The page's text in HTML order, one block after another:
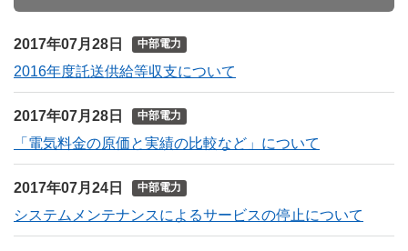
2017年07月28日 中部電力
2016年度託送供給等収支について
2017年07月28日 中部電力
「電気料金の原価と実績の比較など」について
2017年07月24日 中部電力
システムメンテナンスによるサービスの停止について